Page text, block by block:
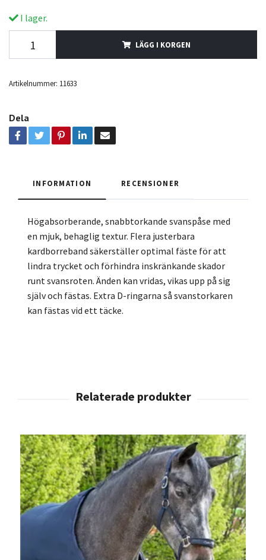
I lager.
LÄGG I KORGEN
Artikelnummer: 11633
Dela
INFORMATION RECENSIONER
Högabsorberande, snabbtorkande svanspåse med
en mjuk, behaglig textur. Flera justerbara
kardborreband säkerställer optimal fäste för att
lindra trycket och förhindra inskränkande skador
runt svansroten. Änden kan vridas, vikas upp på sig
själv och fästas. Extra D-ringarna så svanstorkaren
kan fästas vid ett täcke.